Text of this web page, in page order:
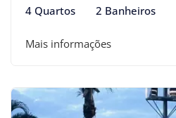
4 Quartos 2 Banheiros
Mais informações